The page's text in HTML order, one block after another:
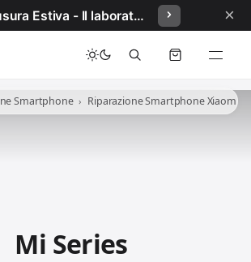
Chiusura Estiva - Il laboratorio resterà chiuso per ferie dal 29/06/2026 al 05/07/2026 compresi. ×
Smartphone Riparazione Smartphone Xiaomi
Mi Series